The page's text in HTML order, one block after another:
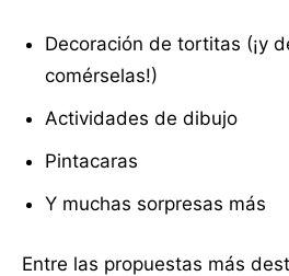
Decoración de tortitas (¡y
comérselas!)
Actividades de dibujo
Pintacaras
Y muchas sorpresas más
Entre las propuestas más